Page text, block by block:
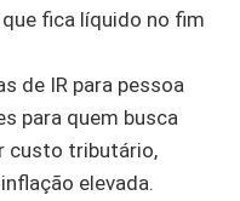
fica líquido no fim
de IR para pessoa
para quem busca
custo tributário,
elevada.